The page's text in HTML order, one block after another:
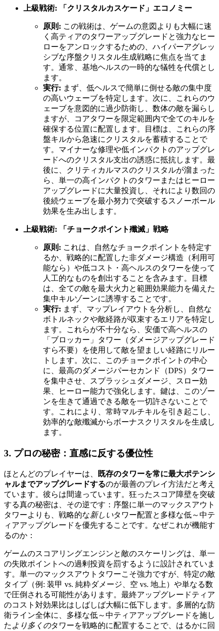
上級戦術: 「クリスタルカスケード」エコノミー
原則: この戦術は、ゲームの意図よりも大幅に速
く高ティアのタワーアップグレードと強力なヒー
ローをアンロックするための、ハイパーアグレッ
シブな序盤クリスタル生成戦略に焦点を当てま
す。通常、基地ヘルスの一時的な犠牲を代償とし
ます。
実行: まず、低ヘルスで簡単に倒せる敵の集中度
の高いウェーブを特定します。次に、これらのウ
ェーブを意図的に過少防衛し、数体の敵を漏らし
ますが、コアタワーを限定範囲内で全てのキルを
確保する位置に配置します。目標は、これらの序
盤キルから急速にクリスタルを蓄積することで
す。マイナーな修理や低インパクトのアップグレ
ードへのクリスタル支出の誘惑に抵抗します。最
後に、クリティカルマスのクリスタルが溜まった
ら、単一の高インパクトのタワーまたはヒーロー
アップグレードに大量投資し、それにより数回の
後続ウェーブを最小努力で突破するスノーボール
効果を生み出します。
上級戦術: 「チョークポイント殲滅」戦略
原則: これは、自然なチョークポイントを特定す
るか、戦略的に配置した非ダメージ構造（利用可
能なら）や低コスト・高ヘルスのタワーを使って
人工的なものを創出することを含みます。目標
は、全ての敵を最大火力と範囲効果能力を備えた
集中キルゾーンに誘導することです。
実行: まず、マップレイアウトを分析し、自然な
ボトルネックや敵経路が収束するエリアを特定し
ます。これらが不十分なら、安価で高ヘルスの
「ブロッカー」タワー（ダメージアップグレード
すら不要）を使用して敵を望ましい経路にリルー
トします。次に、このチョークポイントの中心
に、最高のダメージパーセカンド（DPS）タワー
を集中させ、スプラッシュダメージ、スロー効
果、ヒーロー能力で強化します。鍵は、このゾー
ンを生きて通過できる敵を一切許さないことで
す。これにより、常時マルチキルを引き起こし、
効率的な敵殲滅からボーナスクリスタルを生成し
ます。
3. プロの秘密：直感に反する優位性
ほとんどのプレイヤーは、
既存のタワーを常に最大ポテンシ
ャルまでアップグレードするのが最善のプレイ方法だと考え
ています。彼らは間違っています。狂ったスコア障壁を突破
する真の秘密は、その逆です：序盤に単一のマックスアウト
タワーよりも、戦略的な新しいタワー配置と多様な低～中テ
ィアアップグレードを優先することです。なぜこれが機能す
るのか：
ゲームのスコアリングエンジンと敵のスケーリングは、単一
の失敗ポイントへの過剰投資を罰するように設計されていま
す。単一のマックスアウトタワーこそ強力ですが、特定の敵
タイプ（例: 装甲 vs. 純粋ダメージ、空 vs. 地上）や単なる数
で圧倒される可能性があります。最終アップグレードティア
のコスト対効果比はしばしば大幅に低下します。多層的な防
衛ライン全体に、多様な低～中ティアアップグレードを施し
た より多くのタワーを戦略的に配置することで、はるかに回